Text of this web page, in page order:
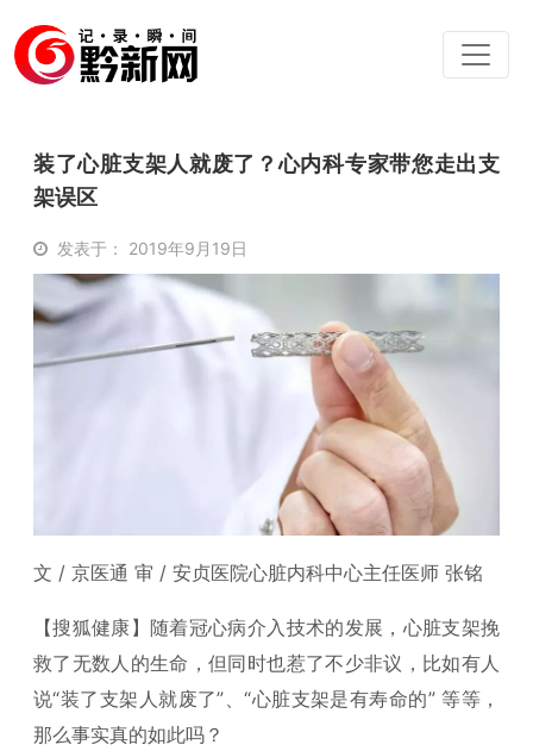
装了心脏支架人就废了？心内科专家带您走出支
架误区
发表于： 2019年9月19日
文 / 京医通 审 / 安贞医院心脏内科中心主任医师 张铭
【搜狐健康】随着冠心病介入技术的发展，心脏支架挽
救了无数人的生命，但同时也惹了不少非议，比如有人
说“装了支架人就废了”、“心脏支架是有寿命的” 等等，
那么事实真的如此吗？